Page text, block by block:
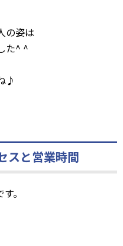
の姿は
た^ ^
♪
スと営業時間
す。